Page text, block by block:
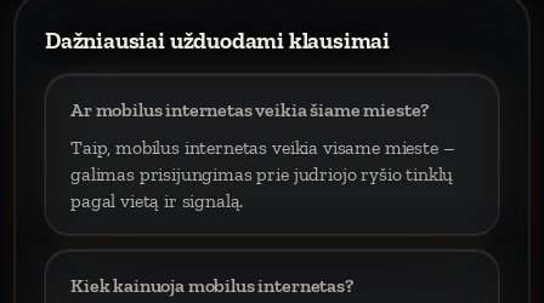
Dažniausiai užduodami klausimai
Ar mobilus internetas veikia šiame mieste?
Taip, mobilus internetas veikia visame mieste –
galimas prisijungimas prie judriojo ryšio tinklų
pagal vietą ir signalą.
Kiek kainuoja mobilus internetas?